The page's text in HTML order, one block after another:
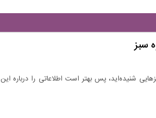
سبز
شنیده‌اید، پس بهتر است اطلاعاتی را درباره این